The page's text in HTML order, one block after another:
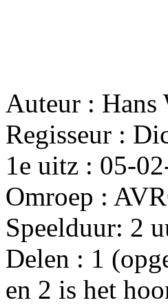
Auteur : Hans
Regisseur :
1e uitz : 05-
Omroep :
Speelduur: 2
Delen : 1
en 2 is het